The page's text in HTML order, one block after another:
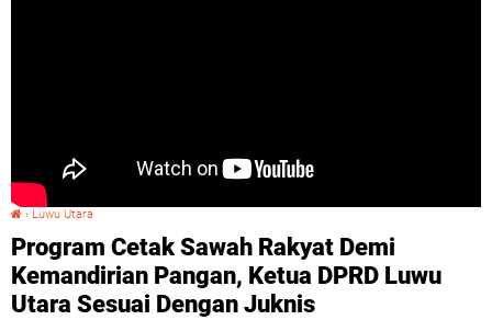
› Luwu Utara
Program Cetak Sawah Rakyat Demi
Kemandirian Pangan, Ketua DPRD Luwu
Utara Sesuai Dengan Juknis